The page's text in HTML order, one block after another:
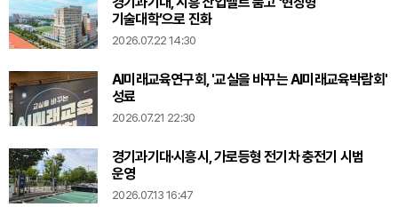
기술대학’으로 진화
2026.07.22 14:30
AI미래교육연구회, '교실을 바꾸는 AI미래교육박람회'
성료
2026.07.21 22:30
경기과기대·시흥시, 가로등형 전기차 충전기 시범
운영
2026.07.13 16:47